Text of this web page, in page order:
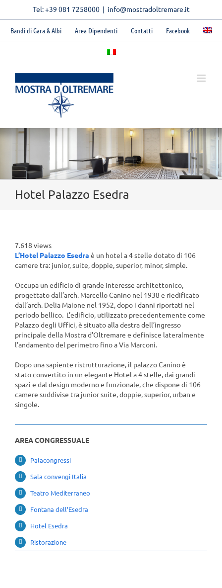
Tel: +39 081 7258000 | info@mostradoltremare.it
Bandi di Gara & Albi Area Dipendenti Contatti Facebook
Hotel Palazzo Esedra
7.618 views
L’Hotel Palazzo Esedra è un hotel a 4 stelle dotato di 106
camere tra: junior, suite, doppie, superior, minor, simple.
Occupa un edificio di grande interesse architettonico,
progettato dall’arch. Marcello Canino nel 1938 e riedificato
dall’arch. Delia Maione nel 1952, dopo i danni riportati nel
periodo bellico. L’edificio, utilizzato precedentemente come
Palazzo degli Uffici, è situato alla destra dell’ingresso
principale della Mostra d’Oltremare e definisce lateralmente
l’andamento del perimetro fino a Via Marconi.
Dopo una sapiente ristrutturazione, il palazzo Canino è
stato convertito in un elegante Hotel a 4 stelle, dai grandi
spazi e dal design moderno e funzionale, che dispone di 106
camere suddivise tra junior suite, doppie, superior, urban e
singole.
AREA CONGRESSUALE
Palacongressi
Sala convengi Italia
Teatro Mediterraneo
Fontana dell’Esedra
Hotel Esedra
Ristorazione